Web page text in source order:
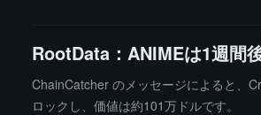
RootData：ANIMEは1週間
ChainCatcher のメッセージによると、
ロックし、価値は約101万ドルです。